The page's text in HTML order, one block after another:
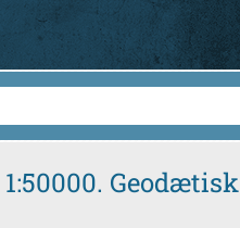
Geodætisk